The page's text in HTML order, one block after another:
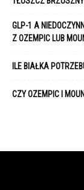
GLP-1 A
Z OZEMPIC LUB
ILE BIAŁKA
CZY OZEMPIC I